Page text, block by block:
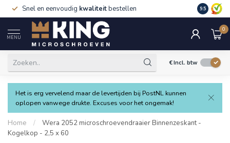
Snel en eenvoudig kwaliteitbestellen 9.5
MENU
0
€Incl. btw
Het is erg vervelend maar de levertijden bij PostNL kunnen
oplopen vanwege drukte. Excuses voor het ongemak!
Home /
Wera 2052 microschroevendraaier Binnenzeskant -
Kogelkop - 2,5 x 60